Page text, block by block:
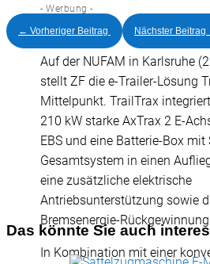
- Werbung -
Auf der NUFAM in Karlsruhe
stellt ZF die e-Trailer-Lösung
Mittelpunkt. TrailTrax
210 kW starke AxTrax 2 E-
EBS und eine Batterie-Box
Gesamtsystem in einen
eine zusätzliche elektrische
Antriebsunterstützung sowie
Bremsenergie-
In Kombination mit einer
← Vorheriger Beitrag Nächster Beitrag
Das könnte Sie auch